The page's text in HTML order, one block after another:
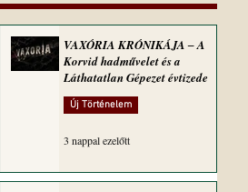
VAXÓRIA KRÓNIKÁJA ‒ A
Korvid hadművelet és a
Láthatatlan Gépezet évtizede
Új Történelem
3 nappal ezelőtt